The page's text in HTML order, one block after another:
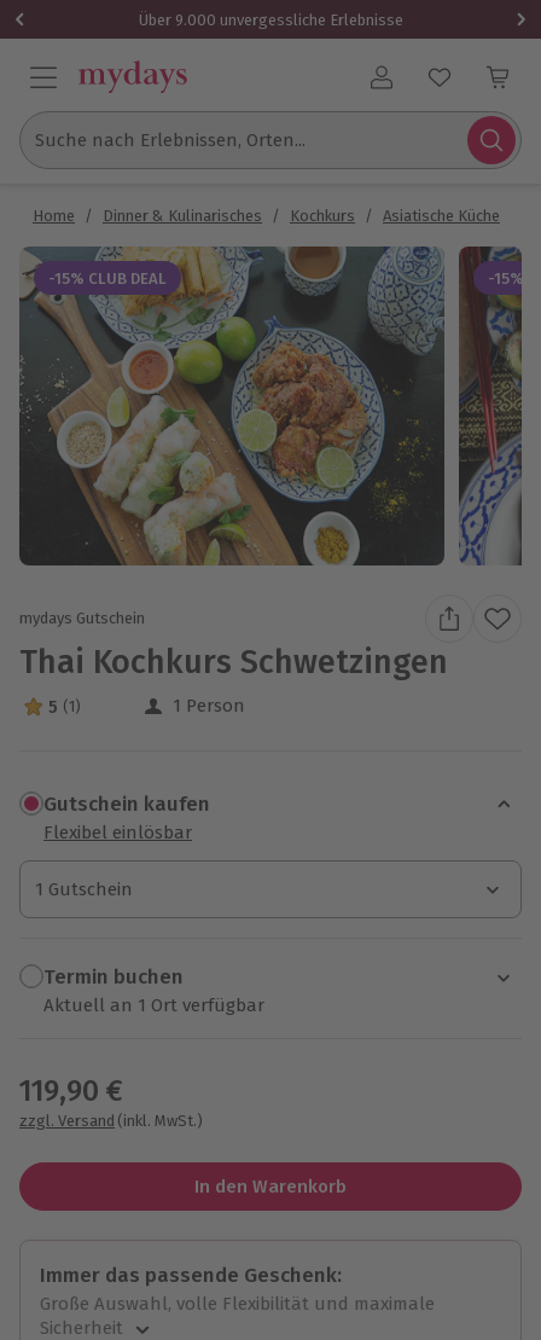
Über 9.000 unvergessliche Erlebnisse
Benutzerkonto
Suche nach Erlebnissen, Orten...
Home / Dinner & Kulinarisches / Kochkurs / Asiatische Küche
-15% CLUB DEAL -15%
mydays Gutschein
Thai Kochkurs Schwetzingen
5 Sterne von 5 aus 1 Bewertungen
5 (1) 1 Person
Gutschein kaufen
Flexibel einlösbar
1 Gutschein
1 Gutschein
1 Gutschein
Termin buchen
Aktuell an 1 Ort verfügbar
119,90 €
zzgl. Versand (inkl. MwSt.)
In den Warenkorb
Immer das passende Geschenk:
Große Auswahl, volle Flexibilität und maximale
Sicherheit